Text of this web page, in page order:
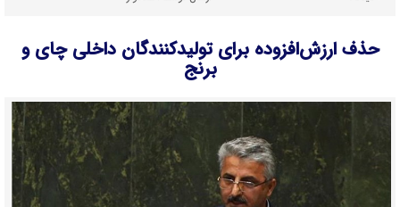
حذف ارزش‌افزوده برای تولیدکنندگان داخلی چای و
برنج